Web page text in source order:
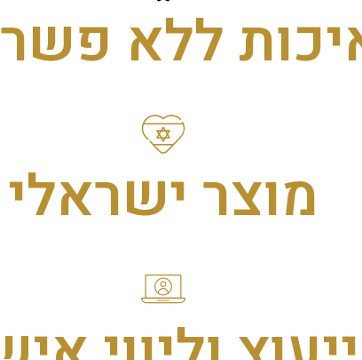
ללא
מוצר ישראלי